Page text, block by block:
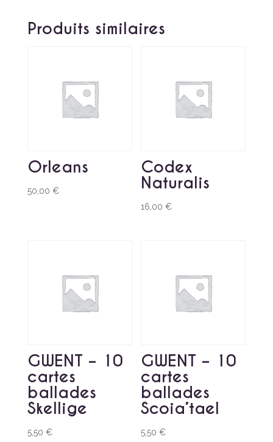
Produits similaires
Orleans
50,00 €
Codex
Naturalis
16,00€
GWENT – 10
cartes
ballades
Skellige
5,50 €
GWENT – 10
cartes
ballades
Scoia’tael
5,50€